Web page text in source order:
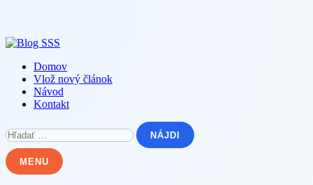
content
Domov
Vlož nový článok
Návod
Kontakt
Hľadať:
MENU